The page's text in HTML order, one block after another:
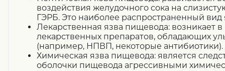
воздействия желудочного сока на
ГЭРБ. Это наиболее распространенный
Лекарственная язва пищевода: возникает
лекарственных препаратов, обладающих
(например, НПВП, некоторые антибиотики).
Химическая язва пищевода: является
оболочки пищевода агрессивными